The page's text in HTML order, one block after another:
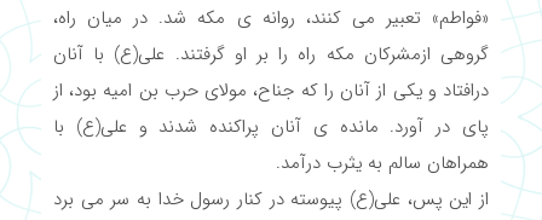
«فواطم» تعبیر می کنند، روانه ی مکه شد. در میان راه،
گروهی ازمشرکان مکه راه را بر او گرفتند. علی(ع) با آنان
درافتاد و یکی از آنان را که جناح، مولای حرب بن امیه بود، از
پای در آورد. مانده ی آنان پراکنده شدند و علی(ع) با
همراهان سالم به یثرب درآمد.
از این پس، علی(ع) پیوسته در کنار رسول خدا به سر می برد